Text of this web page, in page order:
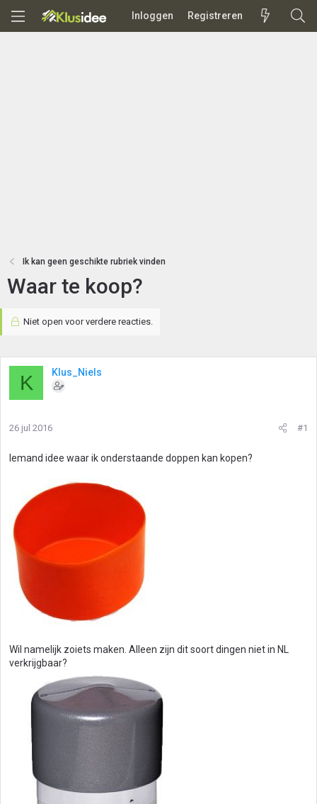
Inloggen Registreren
Ik kan geen geschikte rubriek vinden
Waar te koop?
Niet open voor verdere reacties.
K Klus_Niels
26 jul 2016 #1
Iemand idee waar ik onderstaande doppen kan kopen?
Wil namelijk zoiets maken. Alleen zijn dit soort dingen niet in NL
verkrijgbaar?